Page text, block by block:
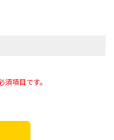
項目です。